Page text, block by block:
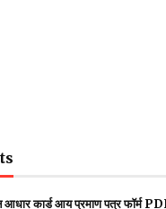
आधार कार्ड आय प्रमाण पत्र फॉर्म